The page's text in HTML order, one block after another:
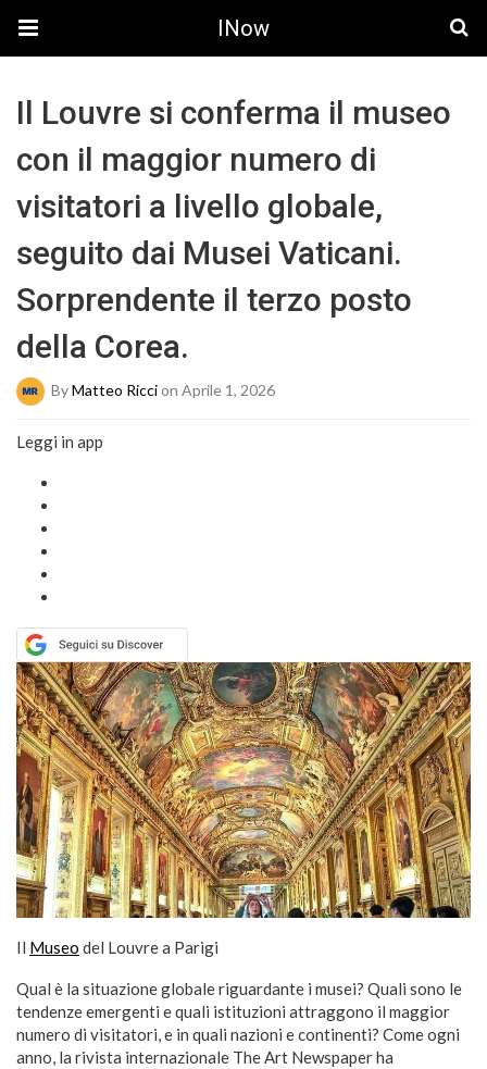
INow
Il Louvre si conferma il museo
con il maggior numero di
visitatori a livello globale,
seguito dai Musei Vaticani.
Sorprendente il terzo posto
della Corea.
ByMatteo Riccion Aprile 1, 2026
Leggi in app
Il Museo del Louvre a Parigi
Qual è la situazione globale riguardante i musei? Quali sono le
tendenze emergenti e quali istituzioni attraggono il maggior
numero di visitatori, e in quali nazioni e continenti? Come ogni
anno, la rivista internazionale The Art Newspaper ha